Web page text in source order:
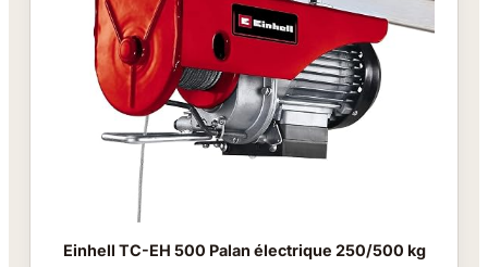
Einhell TC-EH 500 Palan électrique 250/500 kg